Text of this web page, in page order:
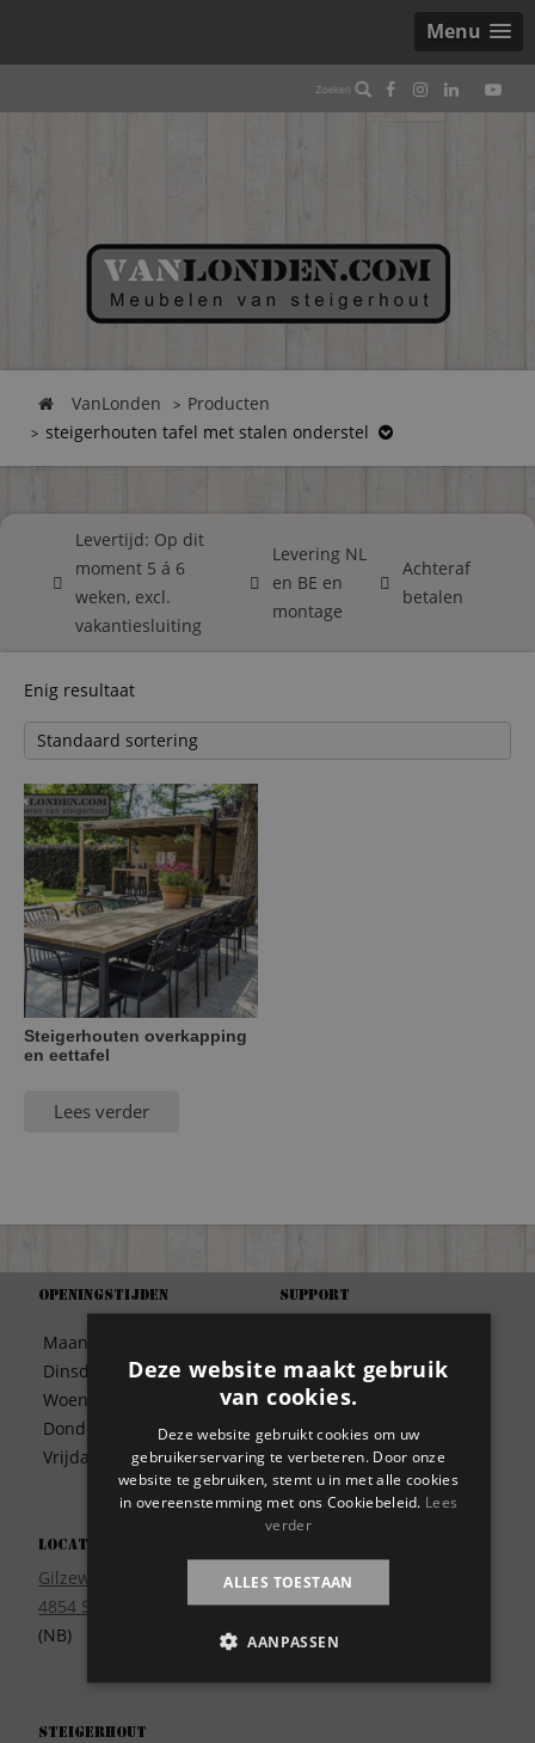
Menu
VanLonden
Producten
steigerhouten tafel met stalen onderstel
Levertijd: Op dit
moment 5 á 6
weken, excl.
vakantiesluiting
Levering NL
en BE en
montage
Achteraf
betalen
Enig resultaat
Steigerhouten overkapping
en eettafel
Lees verder
Openingstijden
Maandag
Dinsdag
Woensdag
Donderdag
Vrijdag
09:30 – 17:00
09:30 – 17:00
09:30 – 17:00
09:30 – 17:00
Locatie
Gilzeweg 17
4854 SE Bavel
(NB)
Support
Betaalwijze
Bezorgen
Disclaimer
Garantie
Meest gestelde vragen
Privacy
Wie zijn wij?
Steigerhout
Deze website maakt gebruik
van cookies.
Deze website gebruikt cookies om uw
gebruikerservaring te verbeteren. Door onze
website te gebruiken, stemt u in met alle cookies
in overeenstemming met ons Cookiebeleid. Lees
verder
ALLES TOESTAAN
AANPASSEN